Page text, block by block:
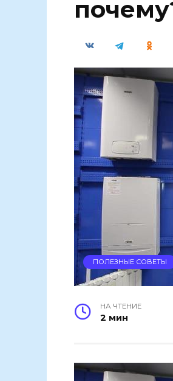
ПОЛЕЗНЫЕ СОВЕТЫ
НА ЧТЕНИЕ
2 мин